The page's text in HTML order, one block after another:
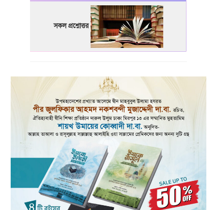
সকল প্রশ্নোত্তর